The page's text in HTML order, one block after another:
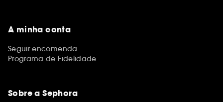
A minha conta
Seguir encomenda
Programa de Fidelidade
Sobre a Sephora